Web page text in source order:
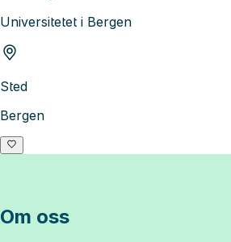
Universitetet i Bergen
Sted
Bergen
Om oss